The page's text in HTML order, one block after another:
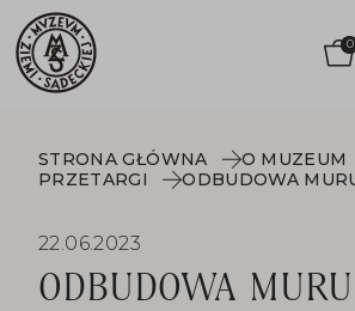
0
STRONA GŁÓWNA
O MUZEUM
PRZETARGI
22.06.2023
ODBUDOWA MURU